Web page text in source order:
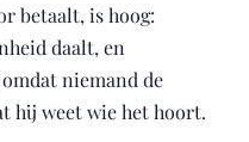
betaalt, is hoog:
daalt, en
niemand de
hij weet wie het hoort.